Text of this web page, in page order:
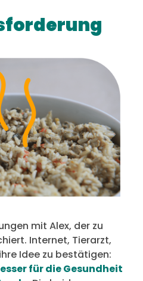
mit Alex, der zu
Internet, Tierarzt,
Idee zu bestätigen:
für die Gesundheit